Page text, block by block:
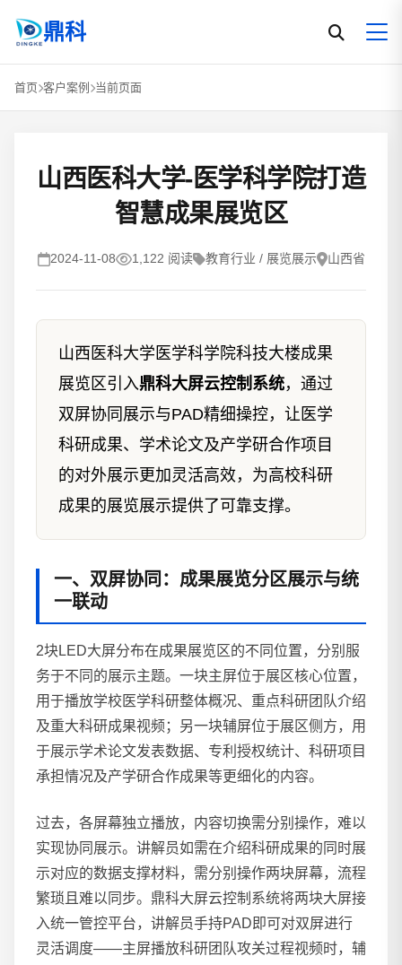
鼎科
首页 客户案例 当前页面
山西医科大学-医学科学院打造
智慧成果展览区
2024-11-08 1,122 阅读 教育行业 / 展览展示 山西省
山西医科大学医学科学院科技大楼成果
展览区引入鼎科大屏云控制系统，通过
双屏协同展示与PAD精细操控，让医学
科研成果、学术论文及产学研合作项目
的对外展示更加灵活高效，为高校科研
成果的展览展示提供了可靠支撑。
一、双屏协同：成果展览分区展示与统
一联动
2块LED大屏分布在成果展览区的不同位置，分别服
务于不同的展示主题。一块主屏位于展区核心位置，
用于播放学校医学科研整体概况、重点科研团队介绍
及重大科研成果视频；另一块辅屏位于展区侧方，用
于展示学术论文发表数据、专利授权统计、科研项目
承担情况及产学研合作成果等更细化的内容。
过去，各屏幕独立播放，内容切换需分别操作，难以
实现协同展示。讲解员如需在介绍科研成果的同时展
示对应的数据支撑材料，需分别操作两块屏幕，流程
繁琐且难以同步。鼎科大屏云控制系统将两块大屏接
入统一管控平台，讲解员手持PAD即可对双屏进行
灵活调度——主屏播放科研团队攻关过程视频时，辅